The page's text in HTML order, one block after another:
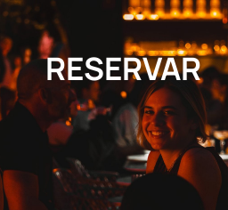
RESERVAR